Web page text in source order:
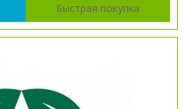
Быстрая покупка